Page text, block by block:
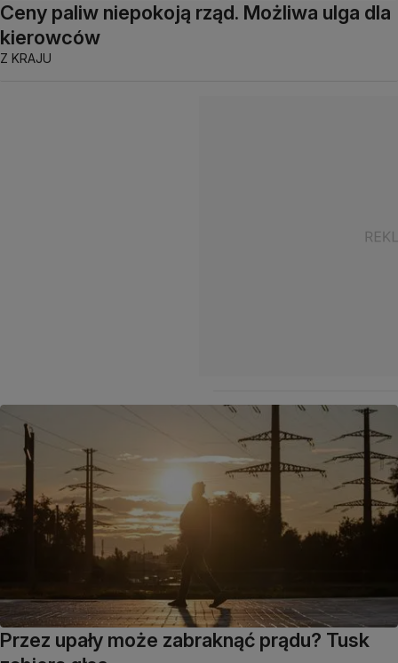
Ceny paliw niepokoją rząd. Możliwa ulga dla
kierowców
Z KRAJU
Przez upały może zabraknąć prądu? Tusk